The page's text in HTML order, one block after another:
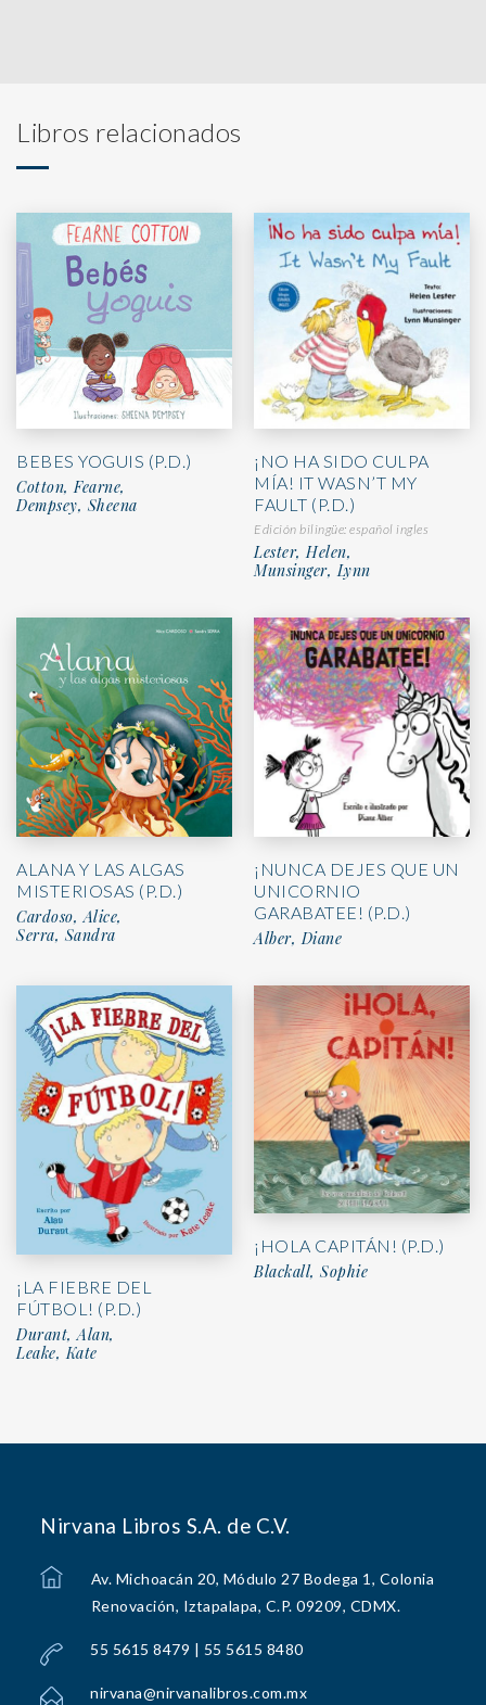
Libros relacionados
BEBES YOGUIS (P.D.)
Cotton, Fearne,
Dempsey, Sheena
¡NO HA SIDO CULPA
MÍA! IT WASN’T MY
FAULT (P.D.)
Edición bilingüe: español ingles
Lester, Helen,
Munsinger, Lynn
ALANA Y LAS ALGAS
MISTERIOSAS (P.D.)
Cardoso, Alice,
Serra, Sandra
¡NUNCA DEJES QUE UN
UNICORNIO
GARABATEE! (P.D.)
Alber, Diane
¡LA FIEBRE DEL
FÚTBOL! (P.D.)
Durant, Alan,
Leake, Kate
¡HOLA CAPITÁN! (P.D.)
Blackall, Sophie
Nirvana Libros S.A. de C.V.
Av. Michoacán 20, Módulo 27 Bodega 1, Colonia
Renovación, Iztapalapa, C.P. 09209, CDMX.
55 5615 8479 | 55 5615 8480
nirvana@nirvanalibros.com.mx